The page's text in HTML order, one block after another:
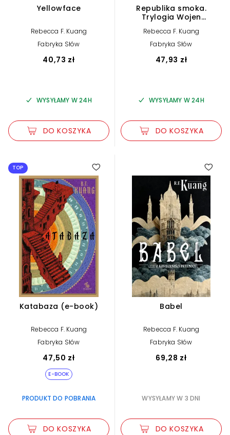
Yellowface
Rebecca F. Kuang
Fabryka Słów
40,73 zł
WYSYŁAMY W 24H
DO KOSZYKA
Republika smoka.
Trylogia Wojen
Rebecca F. Kuang
Fabryka Słów
47,93 zł
WYSYŁAMY W 24H
DO KOSZYKA
TOP
Katabaza (e-book)
Rebecca F. Kuang
Fabryka Słów
47,50 zł
E-BOOK
PRODUKT DO POBRANIA
DO KOSZYKA
4.70
Babel
Rebecca F. Kuang
Fabryka Słów
69,28 zł
WYSYŁAMY W 3 DNI
DO KOSZYKA